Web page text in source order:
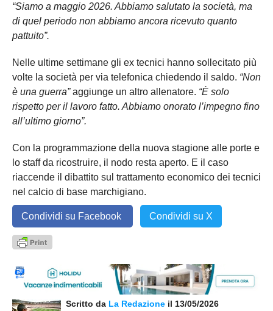
“Siamo a maggio 2026. Abbiamo salutato la società, ma
di quel periodo non abbiamo ancora ricevuto quanto
pattuito”.
Nelle ultime settimane gli ex tecnici hanno sollecitato più
volte la società per via telefonica chiedendo il saldo. “Non
è una guerra”aggiunge un altro allenatore. “È solo
rispetto per il lavoro fatto. Abbiamo onorato l’impegno fino
all’ultimo giorno”.
Con la programmazione della nuova stagione alle porte e
lo staff da ricostruire, il nodo resta aperto. E il caso
riaccende il dibattito sul trattamento economico dei tecnici
nel calcio di base marchigiano.
Condividi su Facebook Condividi su X
Scritto da La Redazione il 13/05/2026